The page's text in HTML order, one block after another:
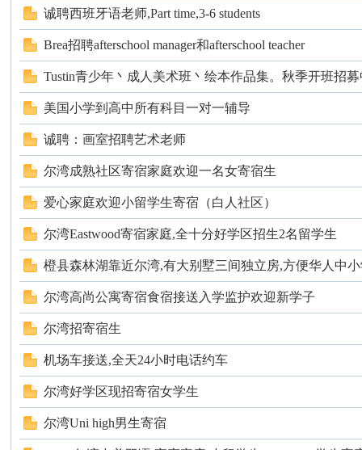
华
网
诚聘西班牙语老师,Part time,3-6 students
Brea招聘afterschool manager和afterschool teacher
Tustin青少年丶成人美术班丶绘本作品集。秋季开班招
美国小学到高中所有科目一对一辅导
诚聘：画室招聘艺术老师
尔湾成熟社区寄宿家庭欢迎一名女寄宿生
爱心家庭欢迎小留学生寄宿（白人社区）
尔湾Eastwood寄宿家庭,全十分好学区招生2名留学生
橙县森林湖靠近尔湾,有大别墅三间独立房,方便华人中
尔湾高尚公寓寄宿食宿接送入学监护欢迎新学子
尔湾招寄宿生
机场车接送,全天24小时电话约车
尔湾好学区现招寄宿女学生
尔湾Uni high男生寄宿